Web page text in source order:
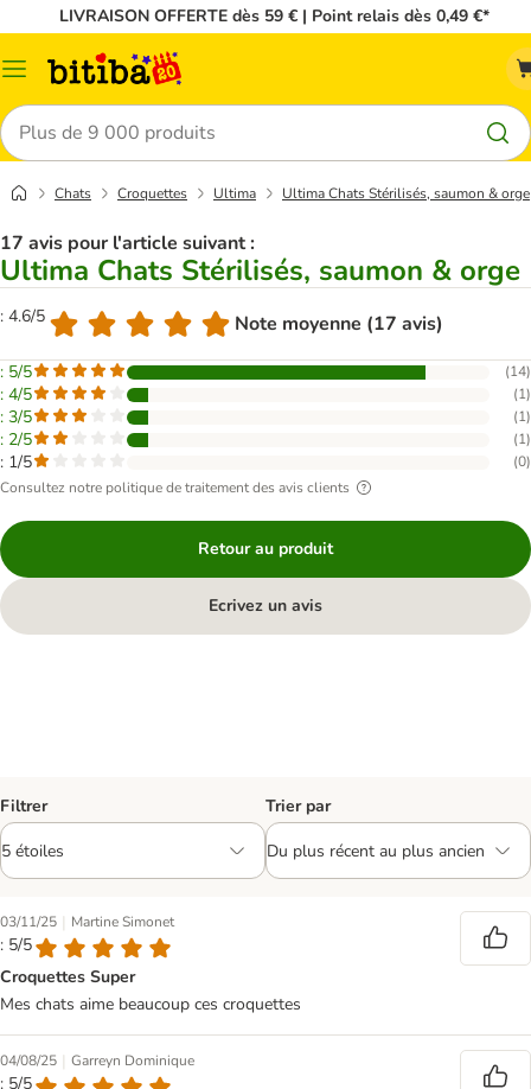
LIVRAISON OFFERTE dès 59 € | Point relais dès 0,49 €*
Menu
Rechercher
Chats Croquettes Ultima Ultima Chats Stérilisés, saumon & orge
17 avis pour l'article suivant :
Ultima Chats Stérilisés, saumon & orge
: 4.6/5 Note moyenne (17 avis)
: 5/5 (14)
: 4/5 (1)
: 3/5 (1)
: 2/5 (1)
: 1/5 (0)
Consultez notre politique de traitement des avis clients
Retour au produit
Ecrivez un avis
Filtrer Trier par
03/11/25 | Martine Simonet
: 5/5
Croquettes Super
Mes chats aime beaucoup ces croquettes
04/08/25 | Garreyn Dominique
: 5/5